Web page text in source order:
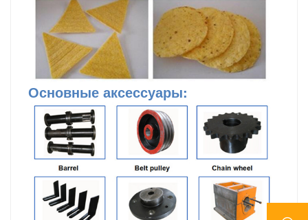
Основные аксессуары: